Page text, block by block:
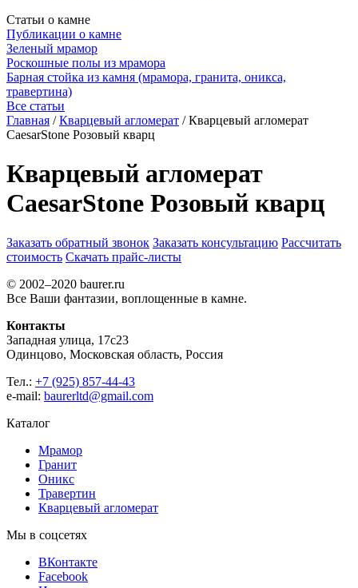
Статьи о камне
Публикации о камне
Зеленый мрамор
Роскошные полы из мрамора
Барная стойка из камня (мрамора, гранита, оникса,
травертина)
Все статьи
Главная / Кварцевый агломерат / Кварцевый агломерат
CaesarStone Розовый кварц
Кварцевый агломерат
CaesarStone Розовый кварц
Заказать обратный звонок Заказать консультацию Рассчитать
стоимость Скачать прайс-листы
© 2002–2020 baurer.ru
Все Ваши фантазии, воплощенные в камне.
Контакты
Западная улица, 17с23
Одинцово, Московская область, Россия
Тел.: +7 (925) 857-44-43
e-mail: baurerltd@gmail.com
Каталог
Мрамор
Гранит
Оникс
Травертин
Кварцевый агломерат
Мы в соцсетях
ВКонтакте
Facebook